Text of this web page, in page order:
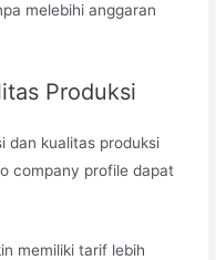
melebihi anggaran
Produksi
dan kualitas produksi
company profile dapat
memiliki tarif lebih